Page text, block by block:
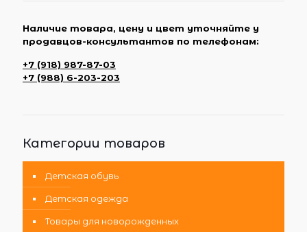
Наличие товара, цену и цвет уточняйте у
продавцов-консультантов по телефонам:
+7 (918) 987-87-03
+7 (988) 6-203-203
Категории товаров
Детская обувь
Детская одежда
Товары для новорожденных